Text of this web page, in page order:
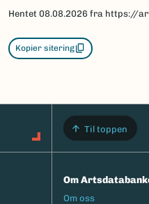
Hentet 08.08.2026 fra https://
Kopier sitering
Til toppen
Om
Footermeny
Om oss